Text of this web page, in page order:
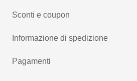
Sconti e coupon
Informazione di spedizione
Pagamenti